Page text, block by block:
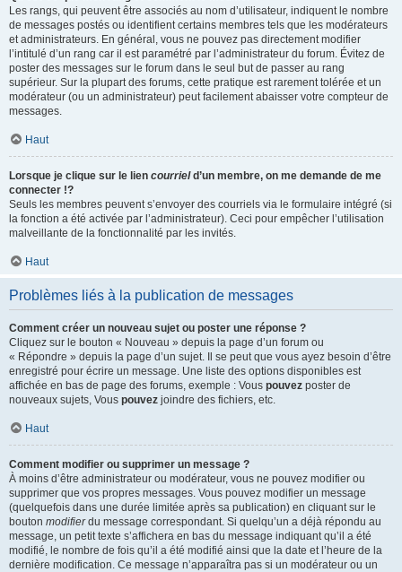
Les rangs, qui peuvent être associés au nom d’utilisateur, indiquent le nombre
de messages postés ou identifient certains membres tels que les modérateurs
et administrateurs. En général, vous ne pouvez pas directement modifier
l’intitulé d’un rang car il est paramétré par l’administrateur du forum. Évitez de
poster des messages sur le forum dans le seul but de passer au rang
supérieur. Sur la plupart des forums, cette pratique est rarement tolérée et un
modérateur (ou un administrateur) peut facilement abaisser votre compteur de
messages.
Haut
Lorsque je clique sur le lien courrield’un membre, on me demande de me
connecter !?
Seuls les membres peuvent s’envoyer des courriels via le formulaire intégré (si
la fonction a été activée par l’administrateur). Ceci pour empêcher l’utilisation
malveillante de la fonctionnalité par les invités.
Haut
Problèmes liés à la publication de messages
Comment créer un nouveau sujet ou poster une réponse ?
Cliquez sur le bouton « Nouveau » depuis la page d’un forum ou
« Répondre » depuis la page d’un sujet. Il se peut que vous ayez besoin d’être
enregistré pour écrire un message. Une liste des options disponibles est
affichée en bas de page des forums, exemple : Vous pouvez poster de
nouveaux sujets, Vous pouvez joindre des fichiers, etc.
Haut
Comment modifier ou supprimer un message ?
À moins d’être administrateur ou modérateur, vous ne pouvez modifier ou
supprimer que vos propres messages. Vous pouvez modifier un message
(quelquefois dans une durée limitée après sa publication) en cliquant sur le
bouton modifierdu message correspondant. Si quelqu’un a déjà répondu au
message, un petit texte s’affichera en bas du message indiquant qu’il a été
modifié, le nombre de fois qu’il a été modifié ainsi que la date et l’heure de la
dernière modification. Ce message n’apparaîtra pas si un modérateur ou un